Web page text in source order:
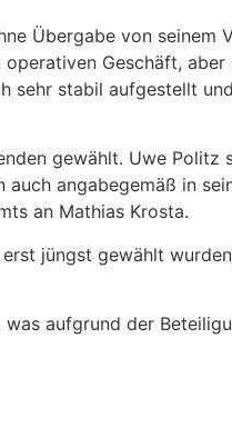
Übergabe von
Geschäft,
stabil aufgestellt
gewählt. Uwe
angabegemäß in
an Mathias Krosta.
jüngst gewählt
aufgrund der